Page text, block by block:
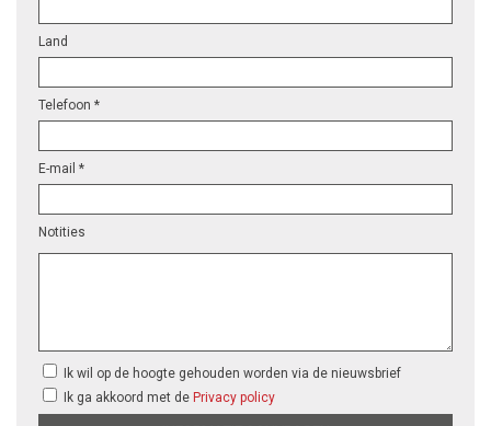
Land
Telefoon *
E-mail *
Notities
Ik wil op de hoogte gehouden worden via de nieuwsbrief
Ik ga akkoord met de Privacy policy